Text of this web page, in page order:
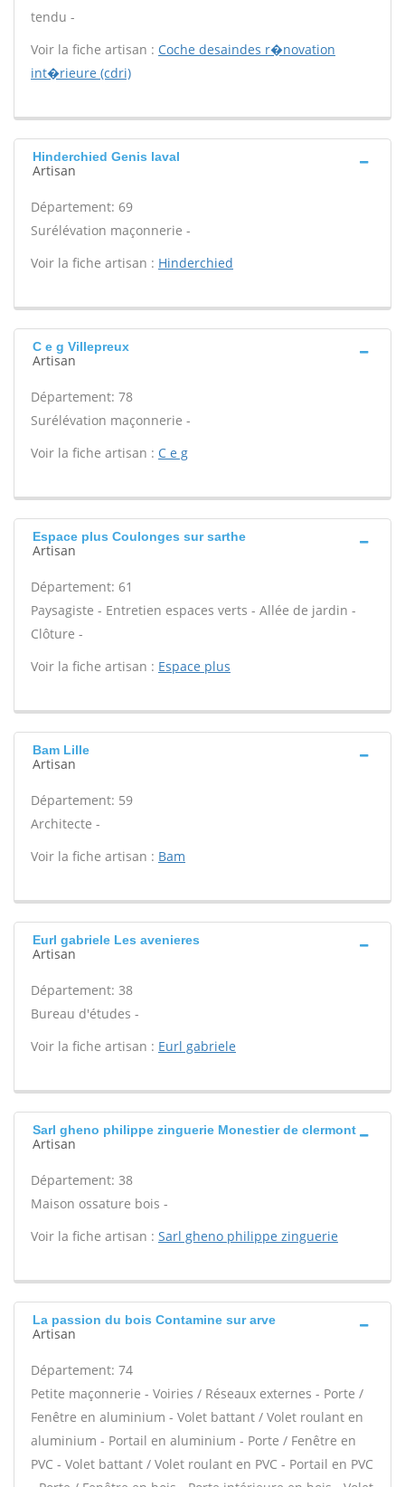
tendu -
Voir la fiche artisan : Coche desaindes r�novation
int�rieure (cdri)
Hinderchied Genis laval
Artisan
Département: 69
Surélévation maçonnerie -
Voir la fiche artisan : Hinderchied
C e g Villepreux
Artisan
Département: 78
Surélévation maçonnerie -
Voir la fiche artisan : C e g
Espace plus Coulonges sur sarthe
Artisan
Département: 61
Paysagiste - Entretien espaces verts - Allée de jardin -
Clôture -
Voir la fiche artisan : Espace plus
Bam Lille
Artisan
Département: 59
Architecte -
Voir la fiche artisan : Bam
Eurl gabriele Les avenieres
Artisan
Département: 38
Bureau d'études -
Voir la fiche artisan : Eurl gabriele
Sarl gheno philippe zinguerie Monestier de clermont
Artisan
Département: 38
Maison ossature bois -
Voir la fiche artisan : Sarl gheno philippe zinguerie
La passion du bois Contamine sur arve
Artisan
Département: 74
Petite maçonnerie - Voiries / Réseaux externes - Porte /
Fenêtre en aluminium - Volet battant / Volet roulant en
aluminium - Portail en aluminium - Porte / Fenêtre en
PVC - Volet battant / Volet roulant en PVC - Portail en PVC